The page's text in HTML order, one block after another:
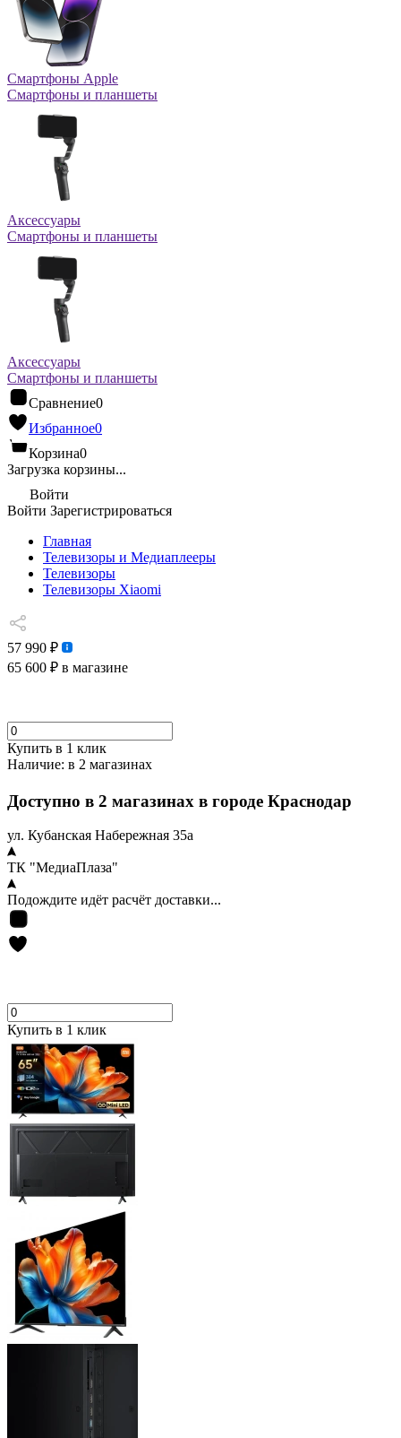
Смартфоны Apple
Смартфоны и планшеты
Аксессуары
Смартфоны и планшеты
Аксессуары
Смартфоны и планшеты
Сравнение0
Избранное0
Корзина0
Загрузка корзины...
Войти
Войти Зарегистрироваться
Главная
Телевизоры и Медиаплееры
Телевизоры
Телевизоры Xiaomi
57 990 ₽
65 600 ₽ в магазине
Купить в 1 клик
Наличие: в 2 магазинах
Доступно в 2 магазинах в городе Краснодар
ул. Кубанская Набережная 35а
ТК "МедиаПлаза"
Подождите идёт расчёт доставки...
Купить в 1 клик